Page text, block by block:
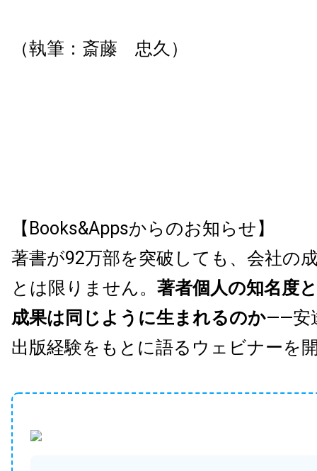
（執筆：斎藤 忠久）
【Books&Appsからのお知らせ】
著書が92万部を突破しても、会社の
とは限りません。 著者個人の知名度
成果は同じように生まれるのか——安
出版経験をもとに語るウェビナーを